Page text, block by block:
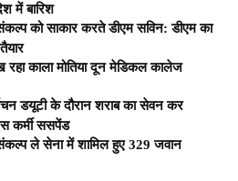
में बारिश
को साकार करते डीएम सविन: डीएम का
रहा काला मोतिया दून मेडिकल कालेज
डयूटी के दौरान शराब का सेवन कर
कर्मी ससपेंड
ले सेना में शामिल हुए 329 जवान